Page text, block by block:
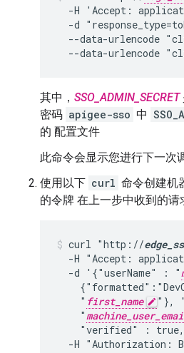
-H 'Accept:
-d
--data-urlencode
--data-urlencode
其中， SSO_ADMIN_SECRET
密码 apigee-sso 中
的 配置文件
此命令会显示您进行下一次
使用以下 curl 命令创建机
的令牌 在上一步中收到的请
curl "http://
-H "Accept:
  -d '{"userName" : "
    "
first_name
"},
    "
"verified" :
-H "Authorization: